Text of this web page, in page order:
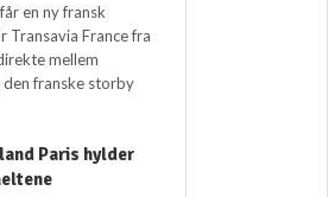
en ny fransk
Transavia France fra
mellem
den franske storby
Paris hylder